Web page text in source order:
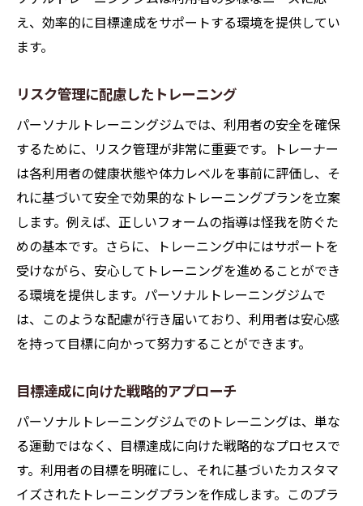
え、効率的に目標達成をサポートする環境を提供してい
ます。
リスク管理に配慮したトレーニング
パーソナルトレーニングジムでは、利用者の安全を確保
するために、リスク管理が非常に重要です。トレーナー
は各利用者の健康状態や体力レベルを事前に評価し、そ
れに基づいて安全で効果的なトレーニングプランを立案
します。例えば、正しいフォームの指導は怪我を防ぐた
めの基本です。さらに、トレーニング中にはサポートを
受けながら、安心してトレーニングを進めることができ
る環境を提供します。パーソナルトレーニングジムで
は、このような配慮が行き届いており、利用者は安心感
を持って目標に向かって努力することができます。
目標達成に向けた戦略的アプローチ
パーソナルトレーニングジムでのトレーニングは、単な
る運動ではなく、目標達成に向けた戦略的なプロセスで
す。利用者の目標を明確にし、それに基づいたカスタマ
イズされたトレーニングプランを作成します。このプラ